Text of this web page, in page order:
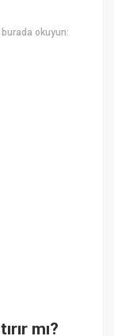
burada okuyun:
mı?